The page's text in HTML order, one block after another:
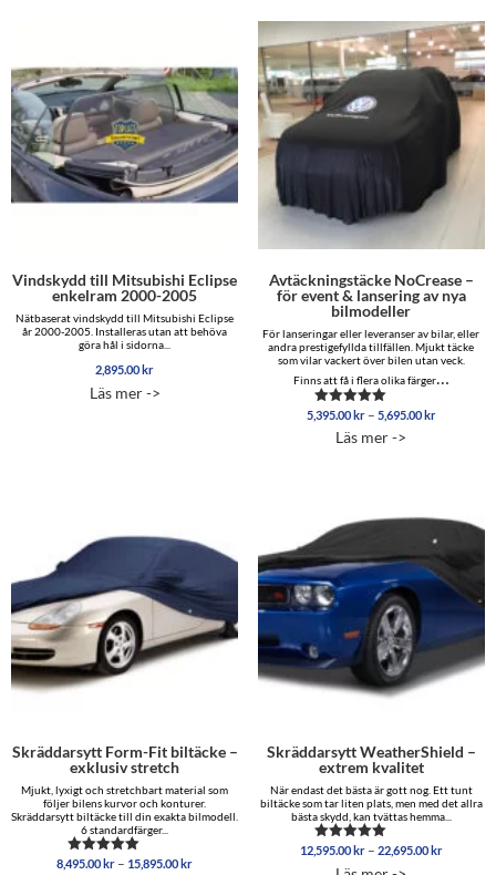
Vindskydd till Mitsubishi Eclipse
enkelram 2000-2005
Nätbaserat vindskydd till Mitsubishi Eclipse
år 2000-2005. Installeras utan att behöva
göra hål i sidorna...
2,895.00kr
Läs mer ->
Avtäckningstäcke NoCrease –
för event & lansering av nya
bilmodeller
För lanseringar eller leveranser av bilar, eller
andra prestigefyllda tillfällen. Mjukt täcke
som vilar vackert över bilen utan veck.
Finns att få i flera olika färger…
Betygsatt
av 5
5,395.00kr – 5,695.00kr
Läs mer ->
Skräddarsytt Form-Fit biltäcke –
exklusiv stretch
Mjukt, lyxigt och stretchbart material som
följer bilens kurvor och konturer.
Skräddarsytt biltäcke till din exakta bilmodell.
6 standardfärger...
Betygsatt
8,495.00kr – 15,895.00krPrisintervall:
Skräddarsytt WeatherShield –
extrem kvalitet
När endast det bästa är gott nog. Ett tunt
biltäcke som tar liten plats, men med det allra
bästa skydd, kan tvättas hemma...
Betygsatt
12,595.00kr – 22,695.00kr